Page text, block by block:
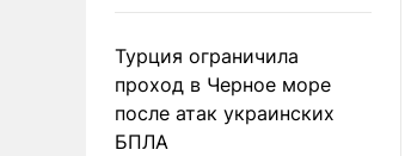
Турция ограничила
проход в Черное море
после атак украинских
БПЛА